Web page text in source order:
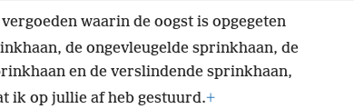
waarin de oogst is opgegeten
de ongevleugelde sprinkhaan, de
en de verslindende sprinkhaan,
ik op jullie af heb gestuurd.+